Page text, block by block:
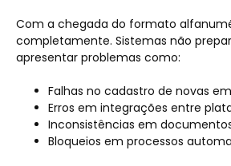
Com a chegada do formato
completamente. Sistemas não
apresentar problemas como:
Falhas no cadastro de novas
Erros em integrações entre
Inconsistências em
Bloqueios em processos